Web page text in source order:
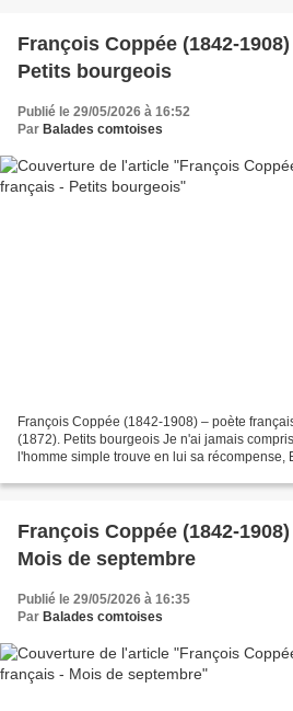
François Coppée (1842-
Petits bourgeois
Publié le 29/05/2026 à 16:52
Par Balades comtoises
François Coppée (1842-1908) – poète
(1872). Petits bourgeois Je n'ai jamais
l'homme simple trouve en lui sa récompense,
François Coppée (1842-
Mois de septembre
Publié le 29/05/2026 à 16:35
Par Balades comtoises